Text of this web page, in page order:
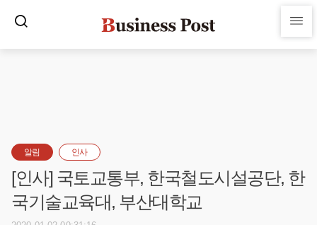
알림 인사
[인사] 국토교통부, 한국철도시설공단, 한
국기술교육대, 부산대학교